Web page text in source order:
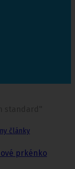
články
prkénko